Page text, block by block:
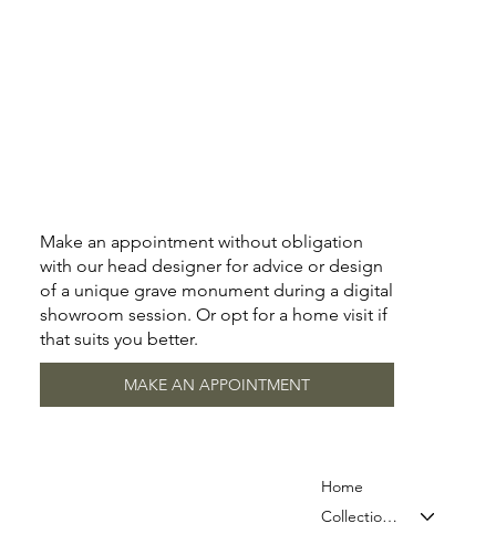
Home
Collection & Prices
Make an appointment without obligation
with our head designer for advice or design
of a unique grave monument during a digital
showroom session. Or opt for a home visit if
that suits you better.
MAKE AN APPOINTMENT